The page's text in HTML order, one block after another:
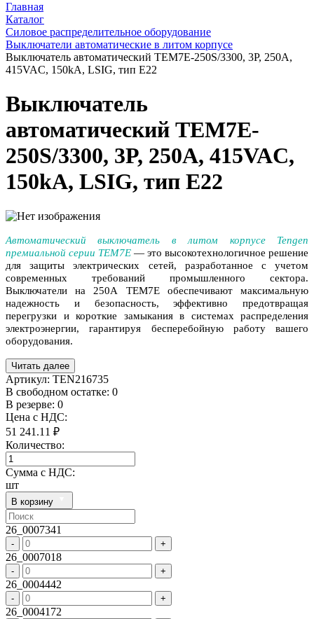
Главная
Каталог
Силовое распределительное оборудование
Выключатели автоматические в литом корпусе
Выключатель автоматический TEM7E-250S/3300, 3P, 250A,
415VAC, 150kA, LSIG, тип E22
Выключатель
автоматический TEM7E-
250S/3300, 3P, 250A, 415VAC,
150kA, LSIG, тип E22
Автоматический выключатель в литом корпусе Tengen
премиальной серии TEM7E — это высокотехнологичное решение
для защиты электрических сетей, разработанное с учетом
современных требований промышленного сектора.
Выключатели на 250A TEM7E обеспечивают максимальную
надежность и безопасность, эффективно предотвращая
перегрузки и короткие замыкания в системах распределения
электроэнергии, гарантируя бесперебойную работу вашего
оборудования.
Читать далее
Артикул: TEN216735
В свободном остатке: 0
В резерве: 0
Цена с НДС:
51 241.11 ₽
Количество:
Сумма с НДС:
шт
В корзину
26_0007341
- +
26_0007018
- +
26_0004442
- +
26_0004172